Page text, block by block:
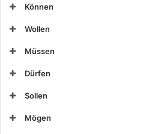
Können
Wollen
Müssen
Dürfen
Sollen
Mögen